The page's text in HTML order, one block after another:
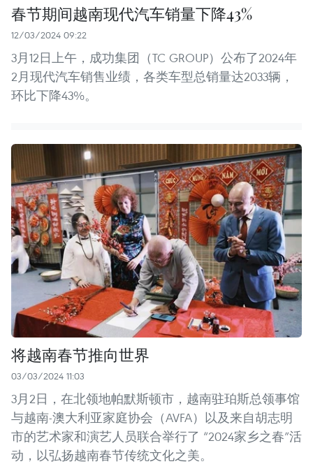
春节期间越南现代汽车销量下降43%
12/03/2024 09:22
3月12日上午，成功集团（TC GROUP）公布了2024年
2月现代汽车销售业绩，各类车型总销量达2033辆，
环比下降43%。
将越南春节推向世界
03/03/2024 11:03
3月2日，在北领地帕默斯顿市，越南驻珀斯总领事馆
与越南-澳大利亚家庭协会（AVFA）以及来自胡志明
市的艺术家和演艺人员联合举行了 “2024家乡之春”活
动，以弘扬越南春节传统文化之美。